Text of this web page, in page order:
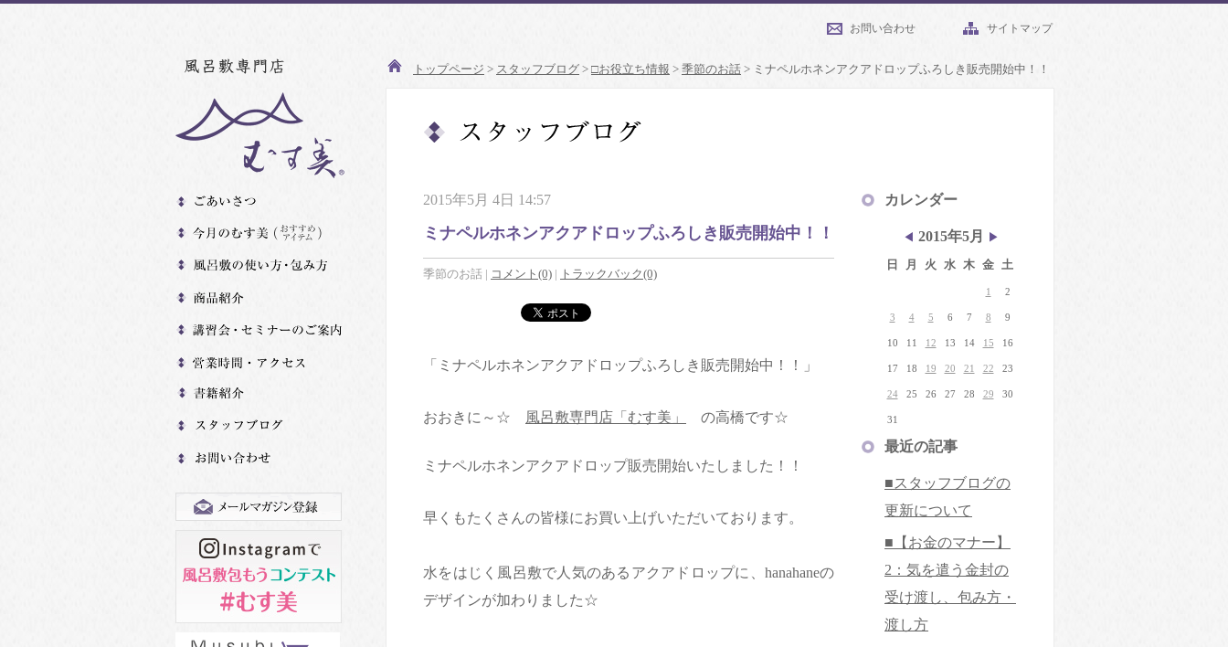
お問い合わせ サイトマップ
トップページ > スタッフブログ > □お役立ち情報 > 季節のお話 > ミナペルホネンアクアドロップふろしき販売開始中！！
2015年5月 4日 14:57
ミナペルホネンアクアドロップふろしき販売開始中！！
季節のお話 | コメント(0) | トラックバック(0)
「ミナペルホネンアクアドロップふろしき販売開始中！！」
おおきに～☆ 風呂敷専門店「むす美」 の高橋です☆
ミナペルホネンアクアドロップ販売開始いたしました！！
早くもたくさんの皆様にお買い上げいただいております。
水をはじく風呂敷で人気のあるアクアドロップに、hanahaneの
デザインが加わりました☆
カレンダー
◀ 2015年5月
▶
日
月 火 水 木 金 土
1 2
3 4 5 6 7 8 9
10 11 12 13 14 15 16
17 18 19 20 21 22 23
24 25 26 27 28 29 30
31
最近の記事
■スタッフブログの
更新について
■【お金のマナー】
2：気を遣う金封の
受け渡し、包み方・
渡し方